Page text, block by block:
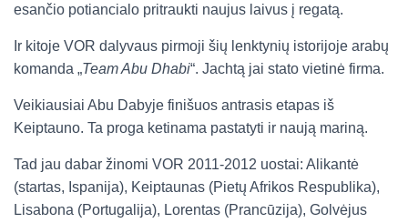
esančio potiancialo pritraukti naujus laivus į regatą.
Ir kitoje VOR dalyvaus pirmoji šių lenktynių istorijoje arabų
komanda „Team Abu Dhabi“. Jachtą jai stato vietinė firma.
Veikiausiai Abu Dabyje finišuos antrasis etapas iš
Keiptauno. Ta proga ketinama pastatyti ir naują mariną.
Tad jau dabar žinomi VOR 2011-2012 uostai: Alikantė
(startas, Ispanija), Keiptaunas (Pietų Afrikos Respublika),
Lisabona (Portugalija), Lorentas (Prancūzija), Golvėjus